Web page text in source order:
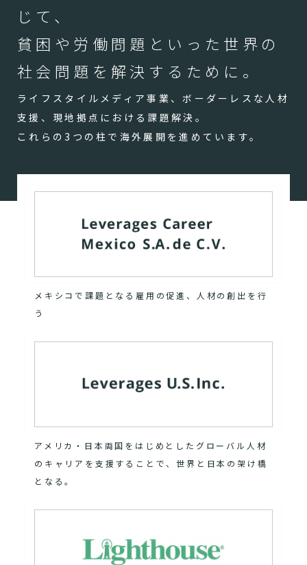
じて、
貧困や労働問題といった世界の
社会問題を解決するために。
ライフスタイルメディア事業、ボーダーレスな人材
支援、現地拠点における課題解決。
これらの3つの柱で海外展開を進めています。
メキシコで課題となる雇用の促進、人材の創出を行
う
アメリカ・日本両国をはじめとしたグローバル人材
のキャリアを支援することで、世界と日本の架け橋
となる。